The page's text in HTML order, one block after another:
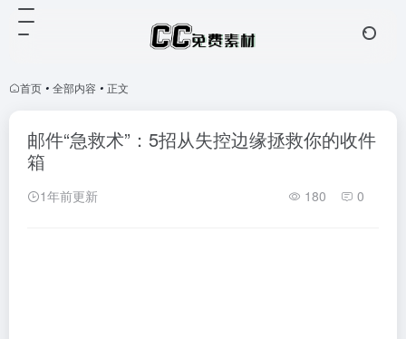
首页 • 全部内容 • 正文
邮件“急救术”：5招从失控边缘拯救你的收件
箱
1年前更新 180 0